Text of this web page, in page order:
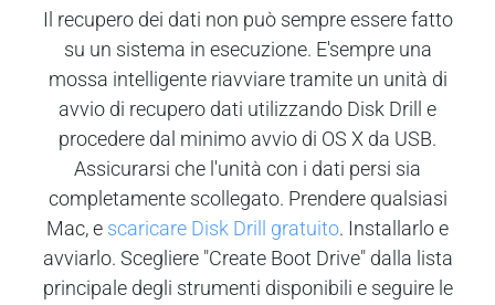
Il recupero dei dati non può sempre essere fatto
su un sistema in esecuzione. E'sempre una
mossa intelligente riavviare tramite un unità di
avvio di recupero dati utilizzando Disk Drill e
procedere dal minimo avvio di OS X da USB.
Assicurarsi che l'unità con i dati persi sia
completamente scollegato. Prendere qualsiasi
Mac, e scaricare Disk Drill gratuito. Installarlo e
avviarlo. Scegliere "Create Boot Drive" dalla lista
principale degli strumenti disponibili e seguire le